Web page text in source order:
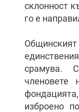
склонност
го е
срамува.
членовете
изброено